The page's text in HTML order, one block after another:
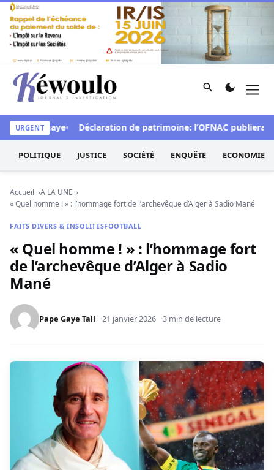
Aller au contenu
Kéwoulo, le premier site d'information et d'investigation
Rechercher
URGENT
Diomaye Déclaration de patrimoine: l’OFNAC publiera ce
POLITIQUE JUSTICE SOCIÉTÉ ENQUÊTE ECONOMIE
Accueil
A LA UNE
« Quel homme ! » : l’hommage fort de l’archevêque d’Alger à Sadio Mané
FAITS DIVERS & INSOLITESFOOTBALL
« Quel homme ! » : l’hommage fort
de l’archevêque d’Alger à Sadio
Mané
Pape Gaye Tall 21 janvier 2026 3 min de lecture